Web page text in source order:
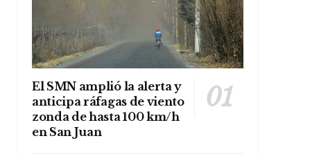
El SMN amplió la alerta y
anticipa ráfagas de viento
zonda de hasta 100 km/h
en San Juan